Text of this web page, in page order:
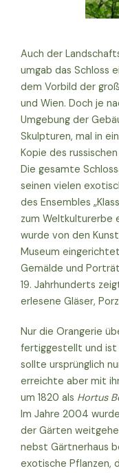
Auch der
umgab das Schloss
dem Vorbild der
und Wien. Doch je
Umgebung der
Skulpturen, mal in
Kopie des
Die gesamte
seinen vielen
des Ensembles
zum Weltkulturerbe
wurde von den
Museum
Gemälde und
19. Jahrhunderts
erlesene Gläser,
Nur die Orangerie
fertiggestellt und ist
sollte ursprünglich
erreichte aber mit
um 1820 als Hortus
Im Jahre 2004
der Gärten
nebst Gärtnerhaus
exotische Pflanzen,